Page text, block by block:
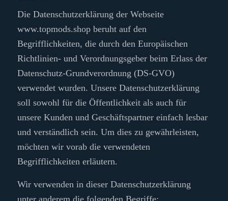
Die Datenschutzerklärung der Webseite
www.topmods.shop beruht auf den
Begrifflichkeiten, die durch den Europäischen
Richtlinien- und Verordnungsgeber beim Erlass der
Datenschutz-Grundverordnung (DS-GVO)
verwendet wurden. Unsere Datenschutzerklärung
soll sowohl für die Öffentlichkeit als auch für
unsere Kunden und Geschäftspartner einfach lesbar
und verständlich sein. Um dies zu gewährleisten,
möchten wir vorab die verwendeten
Begrifflichkeiten erläutern.
Wir verwenden in dieser Datenschutzerklärung
unter anderem die folgenden Begriffe: